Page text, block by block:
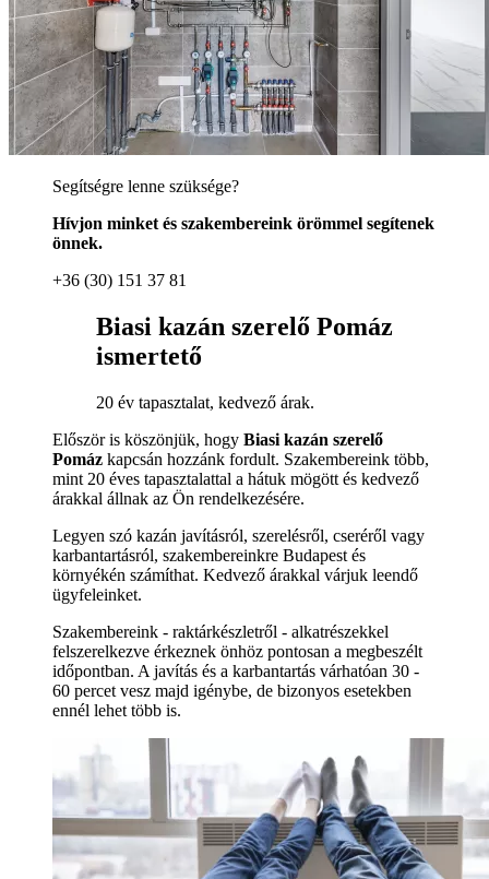
Segítségre lenne szüksége?
Hívjon minket és szakembereink örömmel segítenek
önnek.
+36 (30) 151 37 81
Biasi kazán szerelő Pomáz
ismertető
20 év tapasztalat, kedvező árak.
Először is köszönjük, hogy Biasi kazán szerelő
Pomáz kapcsán hozzánk fordult. Szakembereink több,
mint 20 éves tapasztalattal a hátuk mögött és kedvező
árakkal állnak az Ön rendelkezésére.
Legyen szó kazán javításról, szerelésről, cseréről vagy
karbantartásról, szakembereinkre Budapest és
környékén számíthat. Kedvező árakkal várjuk leendő
ügyfeleinket.
Szakembereink - raktárkészletről - alkatrészekkel
felszerelkezve érkeznek önhöz pontosan a megbeszélt
időpontban. A javítás és a karbantartás várhatóan 30 -
60 percet vesz majd igénybe, de bizonyos esetekben
ennél lehet több is.